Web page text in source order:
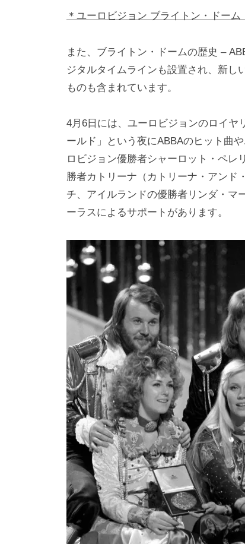
＊ユーロビジョン ブライトン・ドー
また、ブライトン・ドームの歴史 –
ジタルタイムラインも設置され、新し
ものも含まれています。
4月6日には、ユーロビジョンのロイヤ
ールド」という夜にABBAのヒット曲
ロビジョン優勝者シャーロット・ペレ
勝者カトリーナ（カトリーナ・アンド
チ、アイルランドの優勝者リンダ・マ
ーラスによるサポートがあります。